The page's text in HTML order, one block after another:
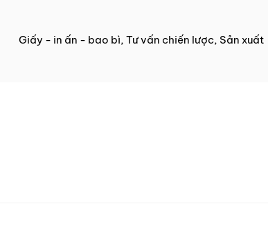
Giấy - in ấn - bao bì, Tư vấn chiến lược, Sản xuất